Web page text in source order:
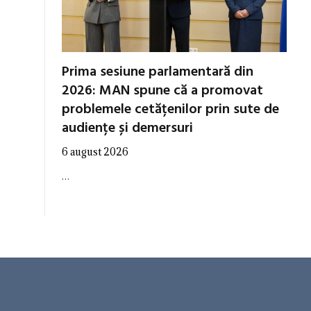
Prima sesiune parlamentară din
2026: MAN spune că a promovat
problemele cetățenilor prin sute de
audiențe și demersuri
6 august 2026
…